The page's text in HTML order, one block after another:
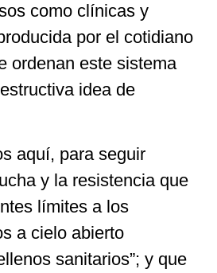
como clínicas y
por el cotidiano
ordenan este sistema
idea de
aquí, para seguir
y la resistencia que
límites a los
a cielo abierto
sanitarios”; y que